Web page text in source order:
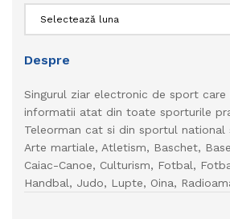
Despre
Singurul ziar electronic de sport
informatii atat din toate sporturile
Teleorman cat si din sportul national
Arte martiale, Atletism, Baschet,
Caiac-Canoe, Culturism, Fotbal,
Handbal, Judo, Lupte, Oina,